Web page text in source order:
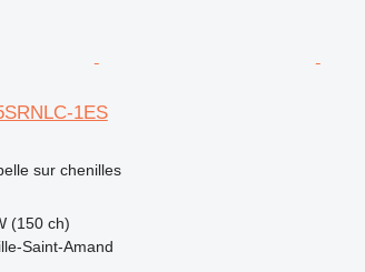
1ES
sur chenilles
(150 ch)
Saint-Amand